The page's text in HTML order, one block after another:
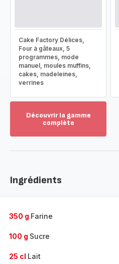
Cake Factory Délices,
Four à gâteaux, 5
programmes, mode
manuel, moules muffins,
cakes, madeleines,
verrines
Découvrir la gamme
complète
gamme
Ingrédients
350 g Farine
100 g Sucre
25 cl Lait